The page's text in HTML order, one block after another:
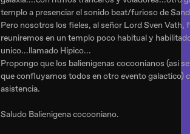
templo a presenciar el sonido beat/furioso de
Pero nosotros los fieles, al señor Lord Sven Vath,
reuniremos en un templo poco habitual y
unico...llamado Hipico...
Propongo que los balienigenas cocoonianos (asi
que confluyamos todos en otro evento galactico)
asistencia.
Saludo Balienigena cocooniano.